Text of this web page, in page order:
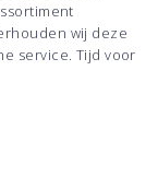
wij deze
service. Tijd voor